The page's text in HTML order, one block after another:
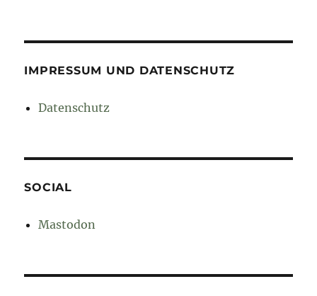
IMPRESSUM UND DATENSCHUTZ
Datenschutz
SOCIAL
Mastodon